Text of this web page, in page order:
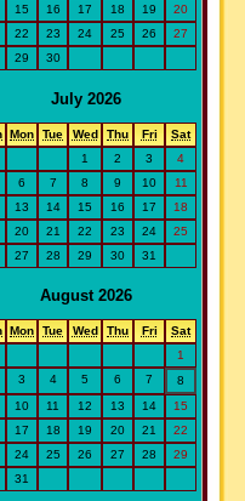
15 16 17 18 19
20
22 23 24 25 26
27
29 30
July 2026
Mon Tue Wed Thu Fri
Sat
1
2 3
4
6 7 8 9 10
11
13 14 15 16 17
18
20 21 22 23 24
25
27 28 29 30 31
August 2026
Mon Tue Wed Thu Fri
Sat
1
3 4 5 6 7
8
10 11 12 13 14
15
17 18 19 20 21
22
24 25 26 27 28
29
31